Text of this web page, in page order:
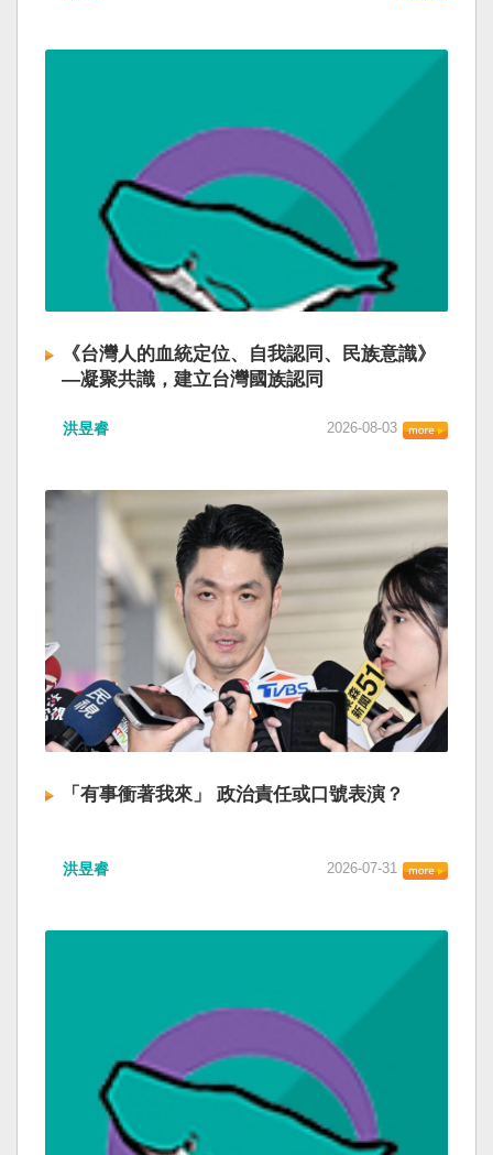
《台灣人的血統定位、自我認同、民族意識》
—凝聚共識，建立台灣國族認同
洪昱睿 2026-08-03
「有事衝著我來」 政治責任或口號表演？
洪昱睿 2026-07-31